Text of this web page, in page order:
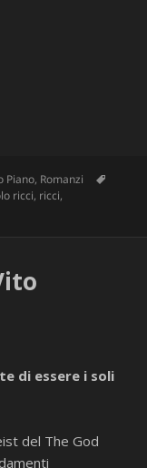
Piano, Romanzi
ricci, ricci,
di essere i soli
del The God